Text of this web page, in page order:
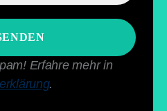
Erfahre mehr in
.